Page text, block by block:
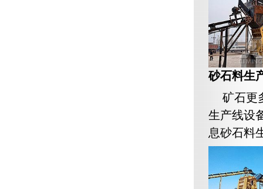
砂石料生
矿石更
生产线设
息砂石料